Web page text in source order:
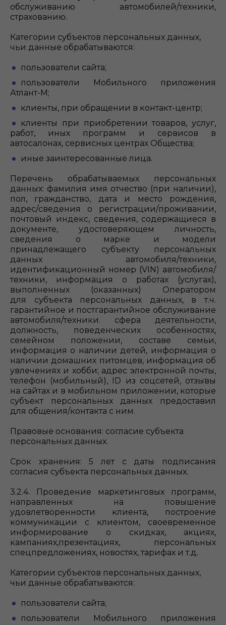
обслуживанию автомобилей/техники,
страхованию.
Категории субъектов персональных данных,
чьи данные обрабатываются:
пользователи сайта;
пользователи Мобильного приложения
Атлант-М;
клиенты, при обращении в контакт-центр;
клиенты при приобретении товаров, услуг,
работ, иных программ и сервисов в
автосалонах, сервисных центрах Общества;
иные заинтересованные лица.
Перечень обрабатываемых персональных
данных: фамилия имя отчество (при наличии),
пол, гражданство, дата и место рождения,
адрес/сведения о регистрации/проживании,
почтовый индекс, сведения, содержащиеся в
документе, удостоверяющем личность,
сведения о марке и модели
принадлежащего субъекту персональных
данных автомобиля/техники,
идентификационный номер (VIN) автомобиля/
техники, информация о работах (услугах),
выполненных (оказанных) Оператором
для субъекта персональных данных, в т.ч.
гарантийное и постгарантийное обслуживание
автомобиля/техники. сфера деятельности,
должность, поведенческих особенностях,
семейном положении, составе семьи,
информация о наличии детей, информация о
наличии домашних питомцев, информация об
увлечениях и хобби; адрес электронной почты,
телефон (мобильный), ID из соцсетей, отзывы
на сайтах и в мобильном приложении, которые
субъект персональных данных предоставил
для общения/контакта с ним.
Правовые основания: согласие субъекта
персональных данных.
Срок хранения: 5 лет с даты подписания
согласия субъекта персональных данных.
3.2.4. Проведение маркетинговых программ,
направленных на повышение
удовлетворенности клиента, построение
коммуникации с клиентом, своевременное
информирование о скидках, акциях,
кампаниях,презентациях, персональных
спецпредложениях, новостях, тарифах и т.д.
Категории субъектов персональных данных,
чьи данные обрабатываются:
пользователи сайта;
пользователи Мобильного приложения